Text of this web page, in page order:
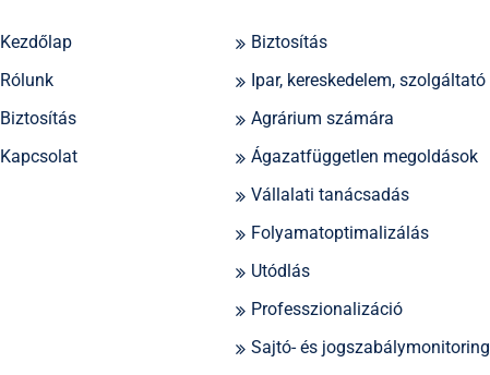
Kezdőlap
Rólunk
Biztosítás
Kapcsolat
Biztosítás
Ipar, kereskedelem, szolgáltató
Agrárium számára
Ágazatfüggetlen megoldások
Vállalati tanácsadás
Folyamatoptimalizálás
Utódlás
Professzionalizáció
Sajtó- és jogszabálymonitoring